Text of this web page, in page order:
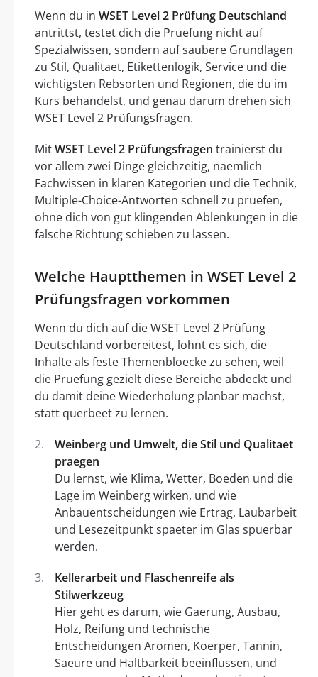
Wenn du in WSET Level 2 Prüfung Deutschland
antrittst, testet dich die Pruefung nicht auf
Spezialwissen, sondern auf saubere Grundlagen
zu Stil, Qualitaet, Etikettenlogik, Service und die
wichtigsten Rebsorten und Regionen, die du im
Kurs behandelst, und genau darum drehen sich
WSET Level 2 Prüfungsfragen.
MitWSET Level 2 Prüfungsfragen trainierst du
vor allem zwei Dinge gleichzeitig, naemlich
Fachwissen in klaren Kategorien und die Technik,
Multiple-Choice-Antworten schnell zu pruefen,
ohne dich von gut klingenden Ablenkungen in die
falsche Richtung schieben zu lassen.
Welche Hauptthemen in WSET Level 2
Prüfungsfragen vorkommen
Wenn du dich auf die WSET Level 2 Prüfung
Deutschland vorbereitest, lohnt es sich, die
Inhalte als feste Themenbloecke zu sehen, weil
die Pruefung gezielt diese Bereiche abdeckt und
du damit deine Wiederholung planbar machst,
statt querbeet zu lernen.
Weinberg und Umwelt, die Stil und Qualitaet
praegen
Du lernst, wie Klima, Wetter, Boeden und die
Lage im Weinberg wirken, und wie
Anbauentscheidungen wie Ertrag, Laubarbeit
und Lesezeitpunkt spaeter im Glas spuerbar
werden.
Kellerarbeit und Flaschenreife als
Stilwerkzeug
Hier geht es darum, wie Gaerung, Ausbau,
Holz, Reifung und technische
Entscheidungen Aromen, Koerper, Tannin,
Saeure und Haltbarkeit beeinflussen, und